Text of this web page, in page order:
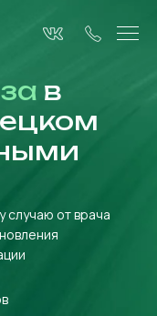
в
случаю от врача